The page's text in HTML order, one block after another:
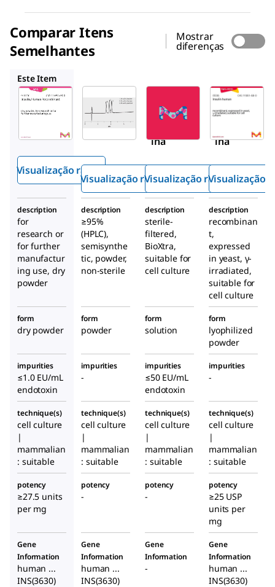
Comparar Itens
Semelhantes
Mostrar
diferenças
Este Item
91077C
Insulin
a
recom
binant
e
Visualização rápida
I1507
ina
Visualização rápida
Sigma-
Aldrich
I9278
ina
Visualização rápidaVisualização
description
for
research or
for further
manufactur
ing use, dry
powder
description
≥95%
(HPLC),
semisynthe
tic, powder,
non-sterile
description
sterile-
filtered,
BioXtra,
suitable for
cell culture
description
recombinan
t,
expressed
in yeast, γ-
irradiated,
suitable for
cell culture
form
dry powder
form
powder
form
solution
form
lyophilized
powder
impurities
≤1.0 EU/mL
endotoxin
impurities
-
impurities
≤50 EU/mL
endotoxin
impurities
-
technique(s)
cell culture
|
mammalian
: suitable
technique(s)
cell culture
|
mammalian
: suitable
technique(s)
cell culture
|
mammalian
: suitable
technique(s)
cell culture
|
mammalian
: suitable
potency
≥27.5 units
per mg
potency
-
potency
-
potency
≥25 USP
units per
mg
Gene
Information
human ...
INS(3630)
Gene
Information
human ...
INS(3630)
Gene
Information
-
Gene
Information
human ...
INS(3630)